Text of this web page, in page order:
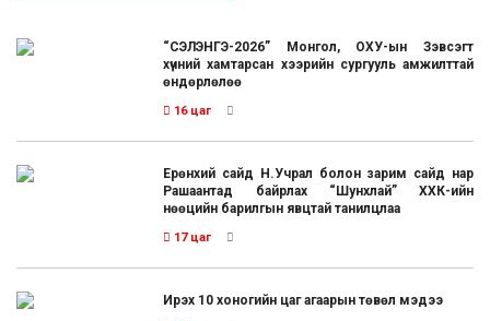
“СЭЛЭНГЭ-2026” Монгол, ОХУ-ын Зэвсэгт
хүчний хамтарсан хээрийн сургууль амжилттай
өндөрлөлөө
16 цаг
Ерөнхий сайд Н.Учрал болон зарим сайд нар
Рашаантад байрлах “Шунхлай” ХХК-ийн
нөөцийн барилгын явцтай танилцлаа
17 цаг
Ирэх 10 хоногийн цаг агаарын төвөл мэдээ